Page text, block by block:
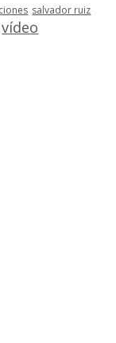
salvador ruiz
vídeo